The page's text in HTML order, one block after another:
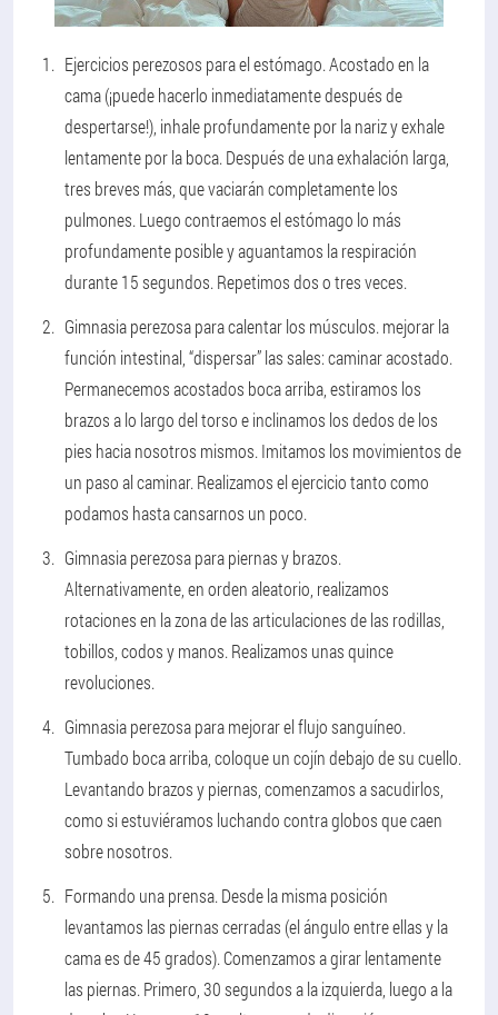
Ejercicios perezosos para el estómago.Acostado en la
cama (¡puede hacerlo inmediatamente después de
despertarse!), inhale profundamente por la nariz y exhale
lentamente por la boca. Después de una exhalación larga,
tres breves más, que vaciarán completamente los
pulmones. Luego contraemos el estómago lo más
profundamente posible y aguantamos la respiración
durante 15 segundos. Repetimos dos o tres veces.
Gimnasia perezosa para calentar los músculos. mejorar la
función intestinal, “dispersar” las sales: caminar acostado.
Permanecemos acostados boca arriba, estiramos los
brazos a lo largo del torso e inclinamos los dedos de los
pies hacia nosotros mismos. Imitamos los movimientos de
un paso al caminar. Realizamos el ejercicio tanto como
podamos hasta cansarnos un poco.
Gimnasia perezosa para piernas y brazos.
Alternativamente, en orden aleatorio, realizamos
rotaciones en la zona de las articulaciones de las rodillas,
tobillos, codos y manos. Realizamos unas quince
revoluciones.
Gimnasia perezosa para mejorar el flujo sanguíneo.
Tumbado boca arriba, coloque un cojín debajo de su cuello.
Levantando brazos y piernas, comenzamos a sacudirlos,
como si estuviéramos luchando contra globos que caen
sobre nosotros.
Formando una prensa. Desde la misma posición
levantamos las piernas cerradas (el ángulo entre ellas y la
cama es de 45 grados). Comenzamos a girar lentamente
las piernas. Primero, 30 segundos a la izquierda, luego a la